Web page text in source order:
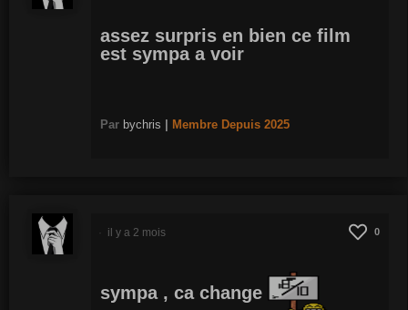
assez surpris en bien ce film
est sympa a voir
Par bychris Membre Depuis 2025
0
sympa , ca change
il y a 2 mois